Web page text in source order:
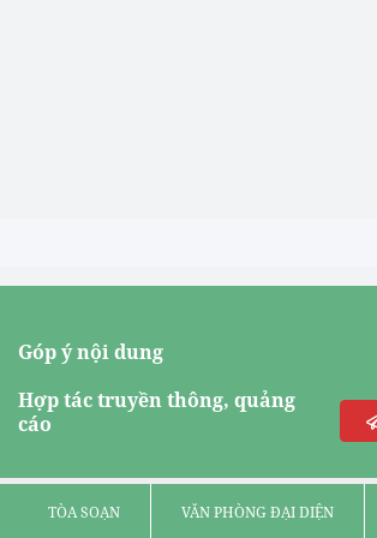
Góp ý nội dung
Hợp tác truyền thông, quảng
cáo
TÒA SOẠN VĂN PHÒNG ĐẠI DIỆN